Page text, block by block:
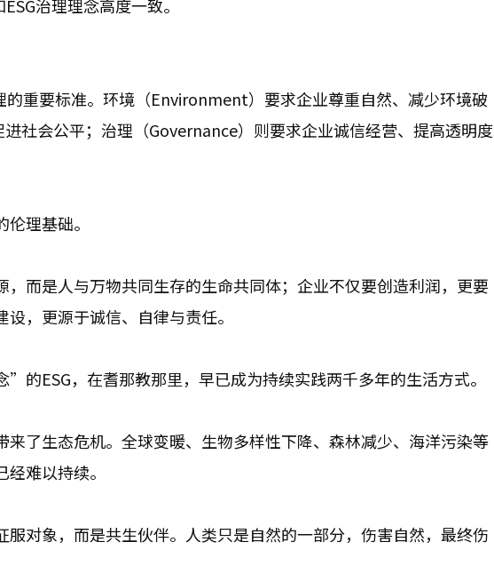
治理理念高度一致。
的重要标准。环境（Environment）要求企业尊重自然、减少环境破
社会公平；治理（Governance）则要求企业诚信经营、提高透明度
理基础。
而是人与万物共同生存的生命共同体；企业不仅要创造利润，更要
，更源于诚信、自律与责任。
的ESG，在耆那教那里，早已成为持续实践两千多年的生活方式。
了生态危机。全球变暖、生物多样性下降、森林减少、海洋污染等
难以持续。
对象，而是共生伙伴。人类只是自然的一部分，伤害自然，最终伤